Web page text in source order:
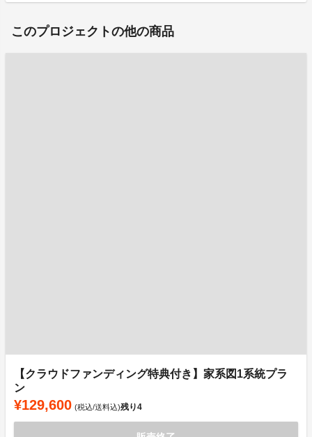
このプロジェクトの他の商品
【クラウドファンディング特典付き】家系図1系統プラ
ン
¥129,600 (税込/送料込)残り4